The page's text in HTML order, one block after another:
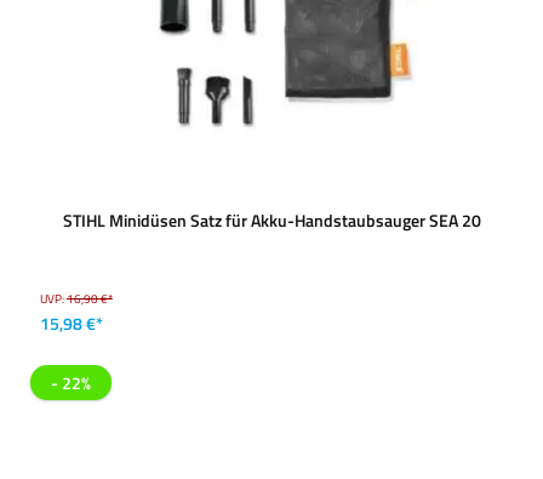
STIHL Minidüsen Satz für Akku-Handstaubsauger SEA 20
UVP:16,90 €*
15,98 €*
- 22%